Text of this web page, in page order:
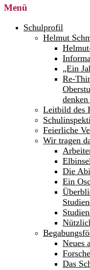
Helmut-
Gymnasium
Menü
Schulprofil
Helmut
„Ein
Re-
Leitbild des
Feierliche
Wir tragen
Die
Ein
Neues
Das